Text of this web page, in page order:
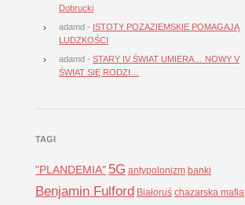
Dobrucki
adamd - ISTOTY POZAZIEMSKIE POMAGAJĄ
LUDZKOŚCI
adamd - STARY IV ŚWIAT UMIERA… NOWY V
ŚWIAT SIĘ RODZI…
TAGI
"PLANDEMIA" 5G antypolonizm banki
Benjamin Fulford Białoruś chazarska mafia